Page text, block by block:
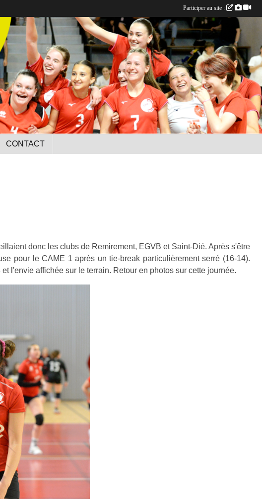
CONTACT
donc les clubs de Remirement, EGVB et Saint-Dié. Après s'être
pour le CAME 1 après un tie-break particulièrement serré (16-14).
l'envie affichée sur le terrain. Retour en photos sur cette journée.
Participer au site :